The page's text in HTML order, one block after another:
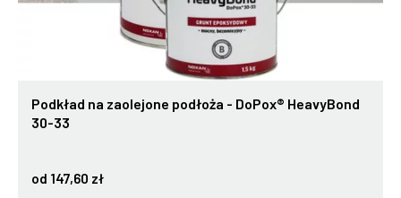
Podkład na zaolejone podłoża - DoPox® HeavyBond
30-33
od 147,60 zł